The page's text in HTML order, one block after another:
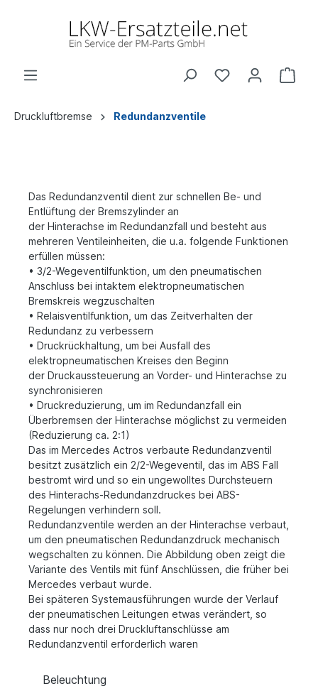
Druckluftbremse Redundanzventile
Das Redundanzventil dient zur schnellen Be- und
Entlüftung der Bremszylinder an
der Hinterachse im Redundanzfall und besteht aus
mehreren Ventileinheiten, die u.a. folgende Funktionen
erfüllen müssen:
• 3/2-Wegeventilfunktion, um den pneumatischen
Anschluss bei intaktem elektropneumatischen
Bremskreis wegzuschalten
• Relaisventilfunktion, um das Zeitverhalten der
Redundanz zu verbessern
• Druckrückhaltung, um bei Ausfall des
elektropneumatischen Kreises den Beginn
der Druckaussteuerung an Vorder- und Hinterachse zu
synchronisieren
• Druckreduzierung, um im Redundanzfall ein
Überbremsen der Hinterachse möglichst zu vermeiden
(Reduzierung ca. 2:1)
Das im Mercedes Actros verbaute Redundanzventil
besitzt zusätzlich ein 2/2-Wegeventil, das im ABS Fall
bestromt wird und so ein ungewolltes Durchsteuern
des Hinterachs-Redundanzdruckes bei ABS-
Regelungen verhindern soll.
Redundanzventile werden an der Hinterachse verbaut,
um den pneumatischen Redundanzdruck mechanisch
wegschalten zu können. Die Abbildung oben zeigt die
Variante des Ventils mit fünf Anschlüssen, die früher bei
Mercedes verbaut wurde.
Bei späteren Systemausführungen wurde der Verlauf
der pneumatischen Leitungen etwas verändert, so
dass nur noch drei Druckluftanschlüsse am
Redundanzventil erforderlich waren
Beleuchtung